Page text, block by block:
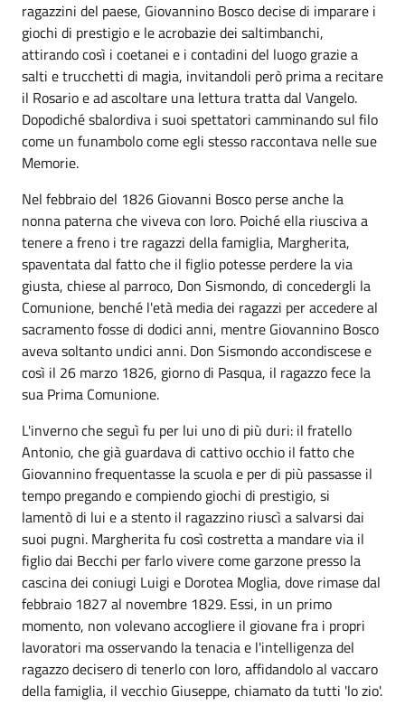
ragazzini del paese, Giovannino Bosco decise di imparare i
giochi di prestigio e le acrobazie dei saltimbanchi,
attirando così i coetanei e i contadini del luogo grazie a
salti e trucchetti di magia, invitandoli però prima a recitare
il Rosario e ad ascoltare una lettura tratta dal Vangelo.
Dopodiché sbalordiva i suoi spettatori camminando sul filo
come un funambolo come egli stesso raccontava nelle sue
Memorie.
Nel febbraio del 1826 Giovanni Bosco perse anche la
nonna paterna che viveva con loro. Poiché ella riusciva a
tenere a freno i tre ragazzi della famiglia, Margherita,
spaventata dal fatto che il figlio potesse perdere la via
giusta, chiese al parroco, Don Sismondo, di concedergli la
Comunione, benché l'età media dei ragazzi per accedere al
sacramento fosse di dodici anni, mentre Giovannino Bosco
aveva soltanto undici anni. Don Sismondo accondiscese e
così il 26 marzo 1826, giorno di Pasqua, il ragazzo fece la
sua Prima Comunione.
L'inverno che seguì fu per lui uno di più duri: il fratello
Antonio, che già guardava di cattivo occhio il fatto che
Giovannino frequentasse la scuola e per di più passasse il
tempo pregando e compiendo giochi di prestigio, si
lamentò di lui e a stento il ragazzino riuscì a salvarsi dai
suoi pugni. Margherita fu così costretta a mandare via il
figlio dai Becchi per farlo vivere come garzone presso la
cascina dei coniugi Luigi e Dorotea Moglia, dove rimase dal
febbraio 1827 al novembre 1829. Essi, in un primo
momento, non volevano accogliere il giovane fra i propri
lavoratori ma osservando la tenacia e l'intelligenza del
ragazzo decisero di tenerlo con loro, affidandolo al vaccaro
della famiglia, il vecchio Giuseppe, chiamato da tutti 'lo zio'.